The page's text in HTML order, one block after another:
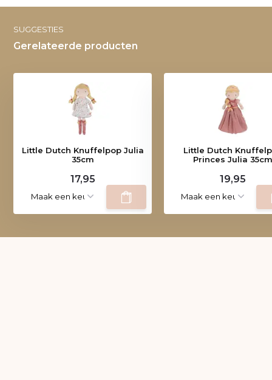
SUGGESTIES
Gerelateerde producten
Little Dutch Knuffelpop Julia
35cm
17,95
Little Dutch
Princes Julia
19,95